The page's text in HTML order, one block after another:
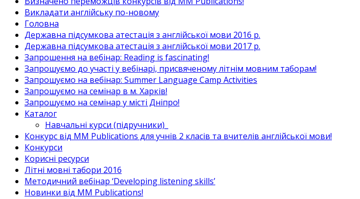
Викладати англійську по-новому
Головна
Державна підсумкова атестація з англійської мови 2016 р.
Державна підсумкова атестація з англійської мови 2017 р.
Запрошення на вебінар: Reading is fascinating!
Запрошуємо до участі у вебінарі, присвяченому літнім мовним таборам!
Запрошуємо на вебінар: Summer Language Camp Activities
Запрошуємо на семінар в м. Харків!
Запрошуємо на семінар у місті Дніпро!
Каталог
Навчальні курси (підручники)_
Конкурс від MM Publications для учнів 2 класів та вчителів англійської мови!
Конкурси
Корисні ресурси
Літні мовні табори 2016
Методичний вебінар ‘Developing listening skills’
Новинки від MM Publications!